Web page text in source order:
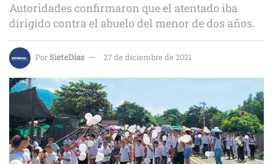
Autoridades confirmaron que el atentado iba
dirigido contra el abuelo del menor de dos años.
PorSieteDías 27 de diciembre de 2021